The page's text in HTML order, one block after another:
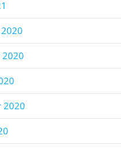
2020
2020